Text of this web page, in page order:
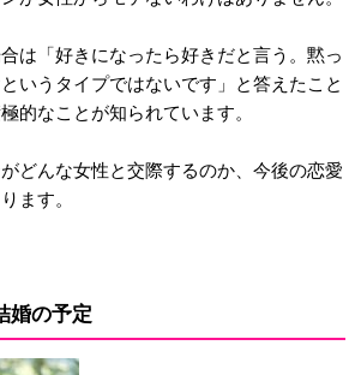
は「好きになったら好きだと言う。黙っ
いうタイプではないです」と答えたこと
的なことが知られています。
どんな女性と交際するのか、今後の恋愛
ます。
婚の予定